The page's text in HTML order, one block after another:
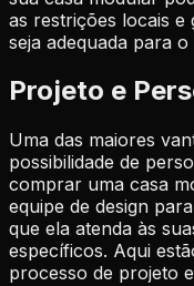
as restrições locais e
seja adequada para
Projeto e
Uma das maiores
possibilidade de
comprar uma casa
equipe de design
que ela atenda às
específicos. Aqui
processo de projeto